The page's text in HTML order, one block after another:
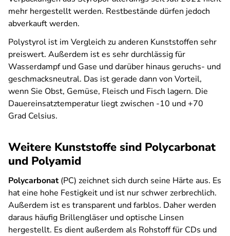
mehr hergestellt werden. Restbestände dürfen jedoch
abverkauft werden.
Polystyrol ist im Vergleich zu anderen Kunststoffen sehr
preiswert. Außerdem ist es sehr durchlässig für
Wasserdampf und Gase und darüber hinaus geruchs- und
geschmacksneutral. Das ist gerade dann von Vorteil,
wenn Sie Obst, Gemüse, Fleisch und Fisch lagern. Die
Dauereinsatztemperatur liegt zwischen -10 und +70
Grad Celsius.
Weitere Kunststoffe sind Polycarbonat
und Polyamid
Polycarbonat(PC) zeichnet sich durch seine Härte aus. Es
hat eine hohe Festigkeit und ist nur schwer zerbrechlich.
Außerdem ist es transparent und farblos. Daher werden
daraus häufig Brillengläser und optische Linsen
hergestellt. Es dient außerdem als Rohstoff für CDs und